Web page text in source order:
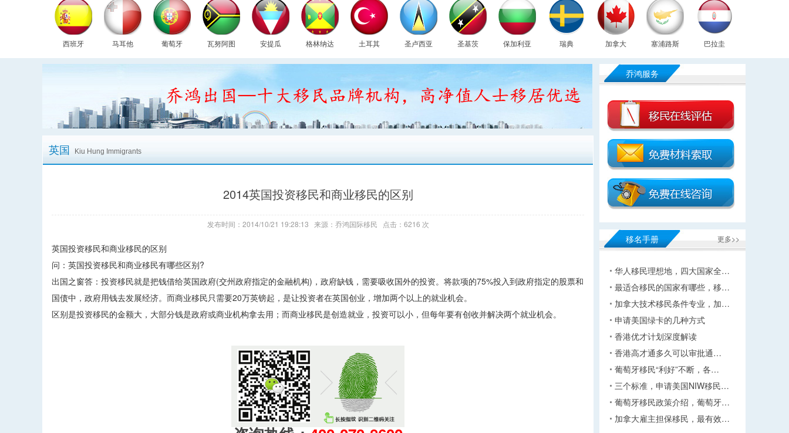
西班牙 马耳他 葡萄牙 瓦努阿图 安提瓜 格林纳达 土耳其 圣卢西亚 圣基茨 保加利亚 瑞典 加拿大 塞浦路斯 巴拉圭
英国 Kiu Hung Immigrants
2014英国投资移民和商业移民的区别
发布时间：2014/10/21 19:28:13 来源：乔鸿国际移民 点击：6216 次
英国投资移民和商业移民的区别
问：英国投资移民和商业移民有哪些区别?
出国之窗答：投资移民就是把钱借给英国政府(交州政府指定的金融机构)，政府缺钱，需要吸收国外的投资。将款项的75%投入到政府指定的股票和
国债中，政府用钱去发展经济。而商业移民只需要20万英镑起，是让投资者在英国创业，增加两个以上的就业机会。
区别是投资移民的金额大，大部分钱是政府或商业机构拿去用；而商业移民是创造就业，投资可以小，但每年要有创收并解决两个就业机会。
乔鸿服务
更多>>
移名手册
华人移民理想地，四大国家全…
最适合移民的国家有哪些，移…
加拿大技术移民条件专业，加…
申请美国绿卡的几种方式
香港优才计划深度解读
香港高才通多久可以审批通…
葡萄牙移民“利好”不断，各…
三个标准，申请美国NIW移民…
葡萄牙移民政策介绍，葡萄牙…
加拿大雇主担保移民，最有效…